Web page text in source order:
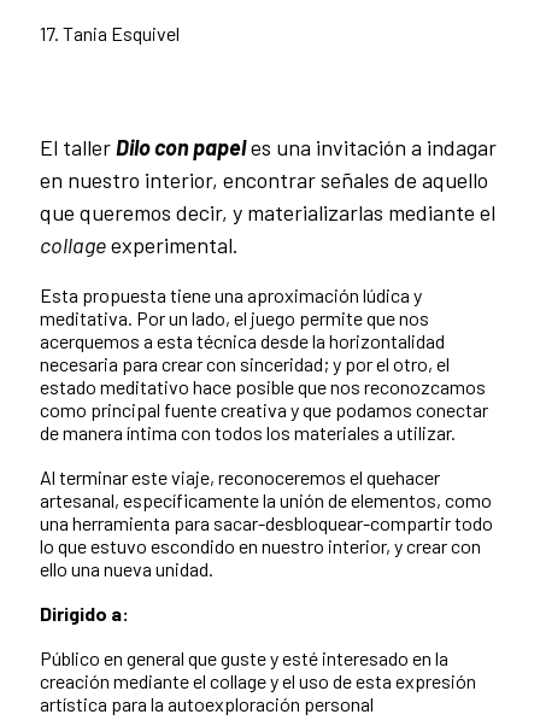
17. Tania Esquivel
El tallerDilo con papeles una invitación a indagar
en nuestro interior, encontrar señales de aquello
que queremos decir, y materializarlas mediante el
collageexperimental.
Esta propuesta tiene una aproximación lúdica y
meditativa. Por un lado, el juego permite que nos
acerquemos a esta técnica desde la horizontalidad
necesaria para crear con sinceridad; y por el otro, el
estado meditativo hace posible que nos reconozcamos
como principal fuente creativa y que podamos conectar
de manera íntima con todos los materiales a utilizar.
Al terminar este viaje, reconoceremos el quehacer
artesanal, específicamente la unión de elementos, como
una herramienta para sacar-desbloquear-compartir todo
lo que estuvo escondido en nuestro interior, y crear con
ello una nueva unidad.
Dirigido a:
Público en general que guste y esté interesado en la
creación mediante el collage y el uso de esta expresión
artística para la autoexploración personal